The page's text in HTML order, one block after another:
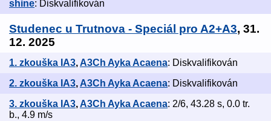
shine: Diskvalifikován
Studenec u Trutnova - Speciál pro A2+A3, 31.
12. 2025
1. zkouška IA3,A3Ch Ayka Acaena: Diskvalifikován
2. zkouška IA3, A3Ch Ayka Acaena: Diskvalifikován
3. zkouška IA3,A3Ch Ayka Acaena: 2/6, 43.28 s, 0.0 tr.
b., 4.9 m/s